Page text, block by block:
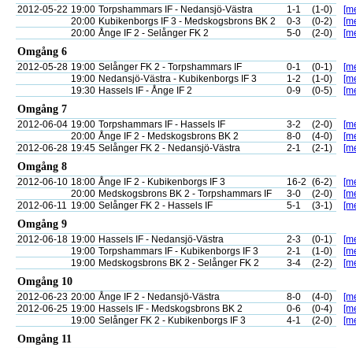
2012-05-22 19:00 Torpshammars IF - Nedansjö-Västra 1-1 (1-0)
20:00 Kubikenborgs IF 3 - Medskogsbrons BK 2 0-3 (0-2)
20:00 Ånge IF 2 - Selånger FK 2 5-0 (2-0)
Omgång 6
2012-05-28 19:00 Selånger FK 2 - Torpshammars IF 0-1 (0-1)
19:00 Nedansjö-Västra - Kubikenborgs IF 3 1-2 (1-0)
19:30 Hassels IF - Ånge IF 2 0-9 (0-5)
Omgång 7
2012-06-04 19:00 Torpshammars IF - Hassels IF 3-2 (2-0)
20:00 Ånge IF 2 - Medskogsbrons BK 2 8-0 (4-0)
2012-06-28 19:45 Selånger FK 2 - Nedansjö-Västra 2-1 (2-1)
Omgång 8
2012-06-10 18:00 Ånge IF 2 - Kubikenborgs IF 3 16-2 (6-2)
20:00 Medskogsbrons BK 2 - Torpshammars IF 3-0 (2-0)
2012-06-11 19:00 Selånger FK 2 - Hassels IF 5-1 (3-1)
Omgång 9
2012-06-18 19:00 Hassels IF - Nedansjö-Västra 2-3 (0-1)
19:00 Torpshammars IF - Kubikenborgs IF 3 2-1 (1-0)
19:00 Medskogsbrons BK 2 - Selånger FK 2 3-4 (2-2)
Omgång 10
2012-06-23 20:00 Ånge IF 2 - Nedansjö-Västra 8-0 (4-0)
2012-06-25 19:00 Hassels IF - Medskogsbrons BK 2 0-6 (0-4)
19:00 Selånger FK 2 - Kubikenborgs IF 3 4-1 (2-0)
Omgång 11